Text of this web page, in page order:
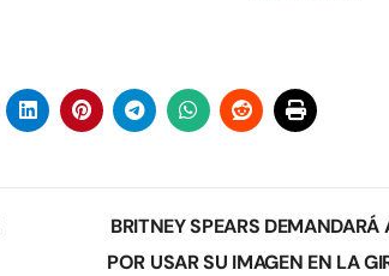
BRITNEY SPEARS
POR USAR SU IMAGEN EN LA